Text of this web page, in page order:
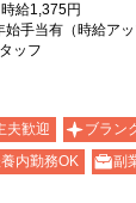
給1,375円
手当有（時給アッ
ッフ
夫歓迎 ブラン
内勤務OK 副